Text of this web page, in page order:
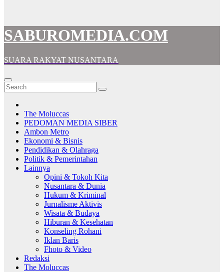
SABUROMEDIA.COM
SUARA RAKYAT NUSANTARA
The Moluccas
PEDOMAN MEDIA SIBER
Ambon Metro
Ekonomi & Bisnis
Pendidikan & Olahraga
Politik & Pemerintahan
Lainnya
Opini & Tokoh Kita
Nusantara & Dunia
Hukum & Kriminal
Jurnalisme Aktivis
Wisata & Budaya
Hiburan & Kesehatan
Konseling Rohani
Iklan Baris
Fhoto & Video
Redaksi
The Moluccas